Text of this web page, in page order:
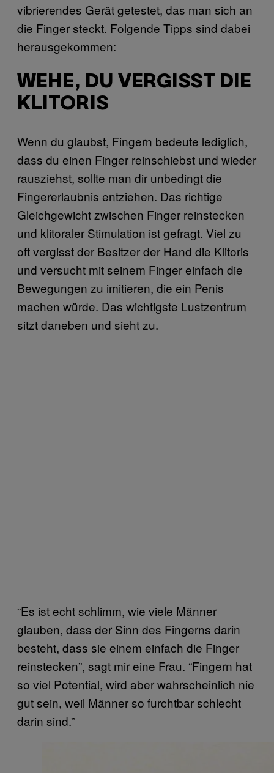
vibrierendes Gerät getestet, das man sich an
die Finger steckt. Folgende Tipps sind dabei
herausgekommen:
WEHE, DU VERGISST DIE
KLITORIS
Wenn du glaubst, Fingern bedeute lediglich,
dass du einen Finger reinschiebst und wieder
rausziehst, sollte man dir unbedingt die
Fingererlaubnis entziehen. Das richtige
Gleichgewicht zwischen Finger reinstecken
und klitoraler Stimulation ist gefragt. Viel zu
oft vergisst der Besitzer der Hand die Klitoris
und versucht mit seinem Finger einfach die
Bewegungen zu imitieren, die ein Penis
machen würde. Das wichtigste Lustzentrum
sitzt daneben und sieht zu.
“Es ist echt schlimm, wie viele Männer
glauben, dass der Sinn des Fingerns darin
besteht, dass sie einem einfach die Finger
reinstecken”, sagt mir eine Frau. “Fingern hat
so viel Potential, wird aber wahrscheinlich nie
gut sein, weil Männer so furchtbar schlecht
darin sind.”